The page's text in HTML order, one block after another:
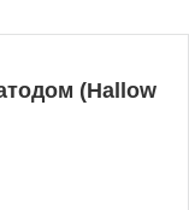
(Hallow